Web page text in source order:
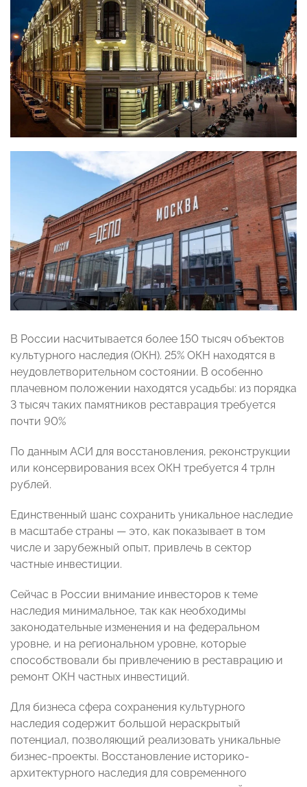
В России насчитывается более 150 тысяч объектов
культурного наследия (ОКН). 25% ОКН находятся в
неудовлетворительном состоянии. В особенно
плачевном положении находятся усадьбы: из порядка
3 тысяч таких памятников реставрация требуется
почти 90%
По данным АСИ для восстановления, реконструкции
или консервирования всех ОКН требуется 4 трлн
рублей.
Единственный шанс сохранить уникальное наследие
в масштабе страны — это, как показывает в том
числе и зарубежный опыт, привлечь в сектор
частные инвестиции.
Сейчас в России внимание инвесторов к теме
наследия минимальное, так как необходимы
законодательные изменения и на федеральном
уровне, и на региональном уровне, которые
способствовали бы привлечению в реставрацию и
ремонт ОКН частных инвестиций.
Для бизнеса сфера сохранения культурного
наследия содержит большой нераскрытый
потенциал, позволяющий реализовать уникальные
бизнес-проекты. Восстановление историко-
архитектурного наследия для современного